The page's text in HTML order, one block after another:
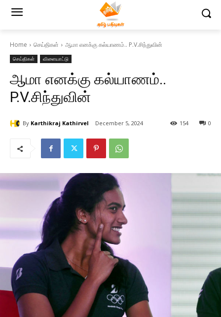
Home செய்திகள் ஆமா எனக்கு கல்யாணம்.. P.V.சிந்துவின்
செய்திகள் விளையாட்டு
ஆமா எனக்கு கல்யாணம்..
P.V.சிந்துவின்
By Karthikraj Kathirvel December 5, 2024 0
154